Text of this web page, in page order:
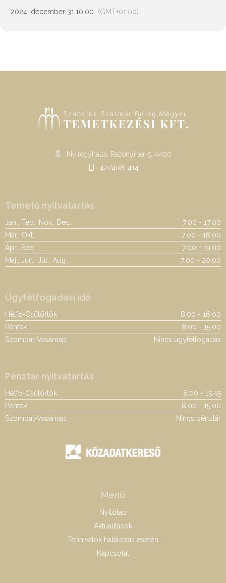
2024. december 31. 10:00 (GMT+01:00)
Nyíregyháza, Pazonyi tér 5. 4400
42/408-414
Temető nyitvatartás
Jan., Feb., Nov., Dec.
7:00 - 17:00
Már., Okt.
7:00 - 18:00
Ápr., Sze.
7:00 - 19:00
Máj., Jún., Júl., Aug.
7:00 - 20:00
Ügyfélfogadási idő
Hétfő-Csütörtök
8:00 - 16:00
Péntek
8:00 - 15:00
Szombat-Vasárnap
Nincs ügyfélfogadás
Pénztár nyitvatartás
Hétfő-Csütörtök
8:00 - 15:45
Péntek
8:00 - 15:00
Szombat-Vasárnap
Nincs pénztár
Menü
Nyitólap
Aktualitások
Tennivalók halálozás esetén
Kapcsolat